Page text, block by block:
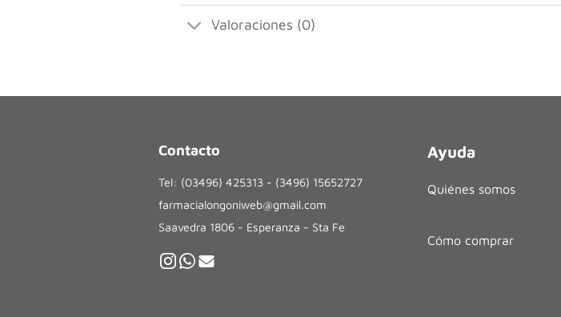
Valoraciones (0)
Contacto
Tel: (03496) 425313 - (3496) 15652727
farmacialongoniweb@gmail.com
Saavedra 1806 - Esperanza - Sta Fe
Ayuda
Quiénes somos
Cómo comprar